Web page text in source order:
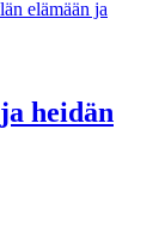
heidän